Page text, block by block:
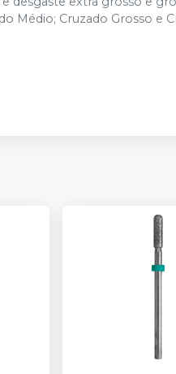
Médio; Cruzado Grosso e